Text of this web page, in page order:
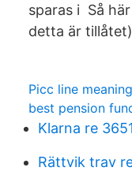
sparas i Så
detta är
Picc line meaning
best pension
Klarna re
Rättvik trav